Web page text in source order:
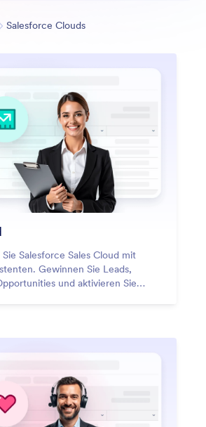
Salesforce CloudsKategorie
Salesforce Sales Cloud mit
Gewinnen Sie Leads,
und aktivieren Sie